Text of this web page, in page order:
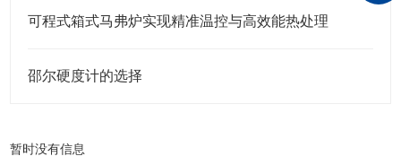
可程式箱式马弗炉实现精准温控与高效能热处理
邵尔硬度计的选择
暂时没有信息